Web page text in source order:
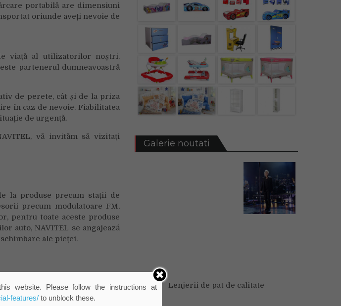
portabilă are dimensiuni
oriunde aveți nevoie de
viață al utilizatorilor noștri.
partenerul dumneavoastră
de perete, cât și de la priza
în caz de nevoie. Fiabilitatea
de urgență.
vă invităm să vizitați
la produse precum stații de
precum modulatoare FM,
pentru toate aceste produse
auto, NAVITEL se angajează
ale pieței.
Galerie noutati
Lenjerii de pat de calitate
website. Please follow the instructions at
features/to unblock these.